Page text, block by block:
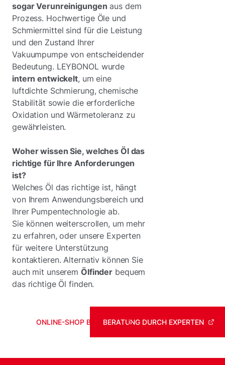
sogar Verunreinigungen aus dem
Prozess. Hochwertige Öle und
Schmiermittel sind für die Leistung
und den Zustand Ihrer
Vakuumpumpe von entscheidender
Bedeutung. LEYBONOL wurde
intern entwickelt, um eine
luftdichte Schmierung, chemische
Stabilität sowie die erforderliche
Oxidation und Wärmetoleranz zu
gewährleisten.
Woher wissen Sie, welches Öl das
richtige für Ihre Anforderungen
ist?
Welches Öl das richtige ist, hängt
von Ihrem Anwendungsbereich und
Ihrer Pumpentechnologie ab.
Sie können weiterscrollen, um mehr
zu erfahren, oder unsere Experten
für weitere Unterstützung
kontaktieren. Alternativ können Sie
auch mit unseremÖlfinder bequem
das richtige Öl finden.
ONLINE-SHOP BESUCHENBERATUNG DURCH EXPERTEN